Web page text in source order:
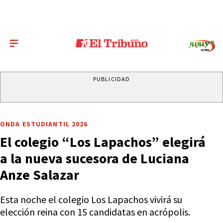
PUBLICIDAD
ONDA ESTUDIANTIL 2026
El colegio “Los Lapachos” elegirá
a la nueva sucesora de Luciana
Anze Salazar
Esta noche el colegio Los Lapachos vivirá su
elección reina con 15 candidatas en acrópolis.